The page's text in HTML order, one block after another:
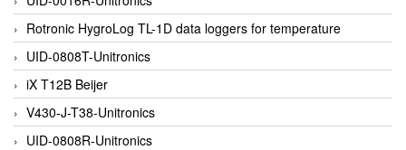
ERICHSEN
Erinda/Delta
ESA Automation Vietnam
Esa Pyronics
Euchner
Rotronic HygroLog TL-1D data loggers for temperature
UID-0808T-Unitronics
iX T12B Beijer
V430-J-T38-Unitronics
UID-0808R-Unitronics